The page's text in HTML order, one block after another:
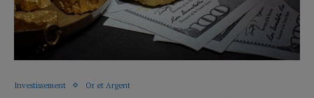
Investissement Or et Argent